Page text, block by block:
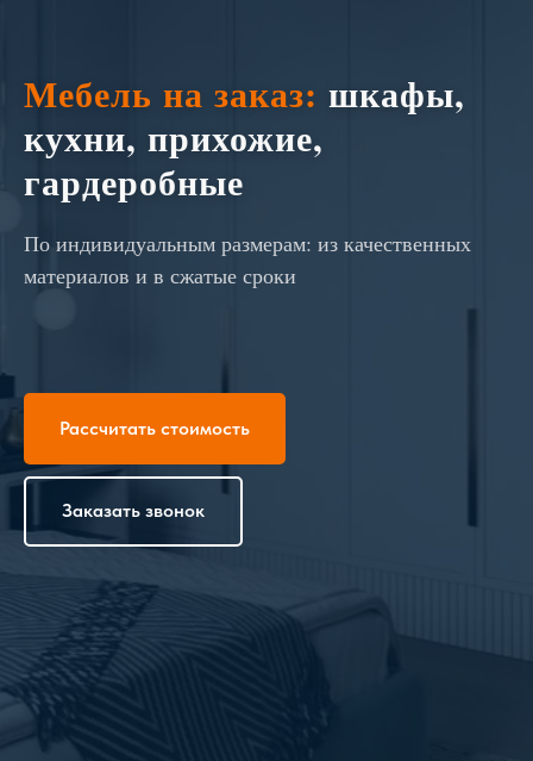
Мебель на заказ: шкафы,
кухни, прихожие,
гардеробные
По индивидуальным размерам: из качественных
материалов и в сжатые сроки
Рассчитать стоимость
Заказать звонок